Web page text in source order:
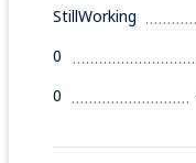
StillWorking
0
0